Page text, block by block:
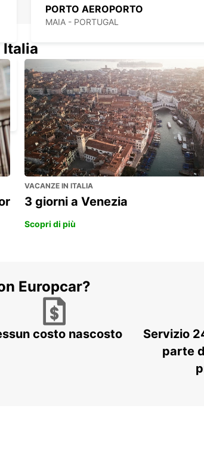
PORTO AEROPORTO
MAIA - PORTUGAL
VILA NOVA DE GAIA
VILA NOVA DE GAIA - PORTUGAL
Italia
VACANZE IN ITALIA
3 giorni a Venezia
Scopri di più
Europcar?
costo nascosto
Servizio
parte